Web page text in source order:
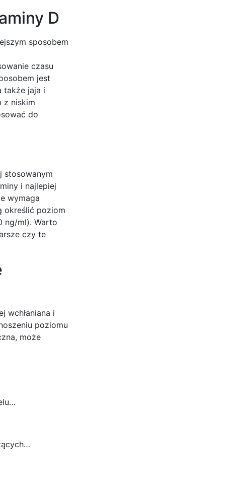
D
sposobem
czasu
jest
także jaja i
z niskim
do
stosowanym
i najlepiej
wymaga
określić poziom
ng/ml). Warto
czy te
wchłaniana i
poziomu
może